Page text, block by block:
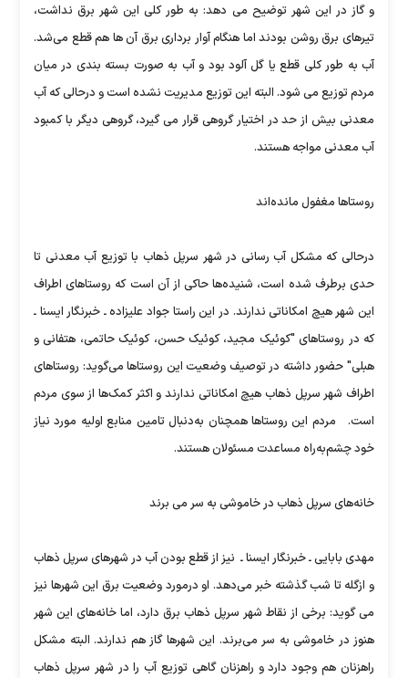
و گاز در این شهر توضیح می دهد: به طور کلی این شهر برق نداشت،
تیرهای برق روشن بودند اما هنگام آوار برداری برق آن ها هم قطع می‌شد.
آب به طور کلی قطع یا گل آلود بود و آب به صورت بسته بندی در میان
مردم توزیع می شود. البته این توزیع مدیریت نشده است و درحالی که آب
معدنی بیش از حد در اختیار گروهی قرار می گیرد، گروهی دیگر با کمبود
آب معدنی مواجه هستند.
روستاها مغفول مانده‌اند
درحالی که مشکل آب رسانی در شهر سرپل ذهاب با توزیع آب معدنی تا
حدی برطرف شده است، شنیده‌ها حاکی از آن است که روستاهای اطراف
این شهر هیچ امکاناتی ندارند. در این راستا جواد علیزاده ـ خبرنگار ایسنا ـ
که در روستاهای "کوئیک مجید، کوئیک حسن، کوئیک حاتمی، هتفانی و
هبلی" حضور داشته در توصیف وضعیت این روستاها می‌گوید: روستاهای
اطراف شهر سرپل ذهاب هیچ امکاناتی ندارند و اکثر کمک‌ها از سوی مردم
است. مردم این روستاها همچنان به‌دنبال تامین منابع اولیه مورد نیاز
خود چشم‌به‌راه مساعدت مسئولان هستند.
خانه‌های سرپل ذهاب در خاموشی به سر می برند
مهدی بابایی ـ خبرنگار ایسنا ـ نیز از قطع بودن آب در شهرهای سرپل ذهاب
و ازگله تا شب گذشته خبر می‌دهد. او درمورد وضعیت برق این شهرها نیز
می گوید: برخی از نقاط شهر سرپل ذهاب برق دارد، اما خانه‌های این شهر
هنوز در خاموشی به سر می‌برند. این شهرها گاز هم ندارند. البته مشکل
راهزنان هم وجود دارد و راهزنان گاهی توزیع آب را در شهر سرپل ذهاب